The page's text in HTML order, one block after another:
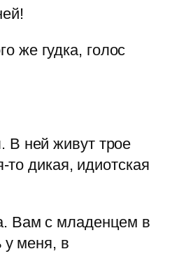
же гудка, голос
ней живут трое
дикая, идиотская
Вам с младенцем в
у меня, в